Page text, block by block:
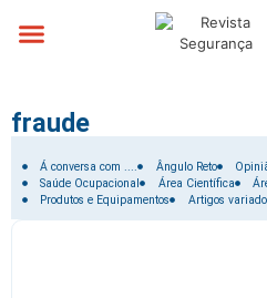
fraude
Filtrar por:
Á conversa com .... Ângulo Reto
Saúde Ocupacional
Área Científica
Produtos e Equipamentos
Artigos